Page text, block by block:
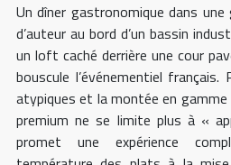
Un dîner gastronomique dans
d’auteur au bord d’un bassin
un loft caché derrière une cour
bouscule l’événementiel
atypiques et la montée en
premium ne se limite plus à «
promet une expérience